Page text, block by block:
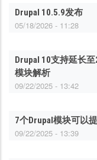
Drupal 10.5.9发布
05/18/2026 - 11:28
Drupal 10支持延长
模块解析
09/22/2025 - 13:42
7个Drupal模块可以
09/22/2025 - 13:39